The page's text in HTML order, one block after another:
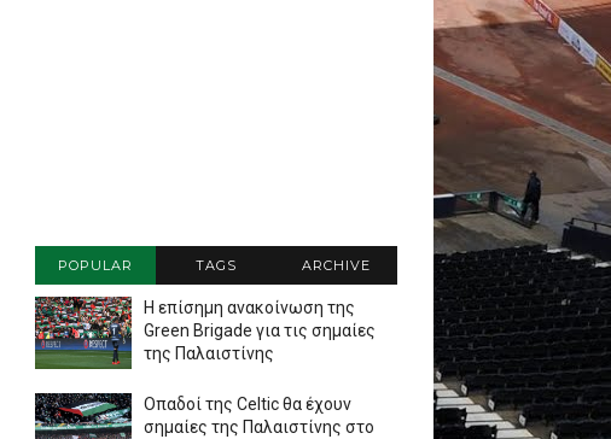
POPULAR TAGS ARCHIVE
Η επίσημη ανακοίνωση της
Green Brigade για τις σημαίες
της Παλαιστίνης
Οπαδοί της Celtic θα έχουν
σημαίες της Παλαιστίνης στο